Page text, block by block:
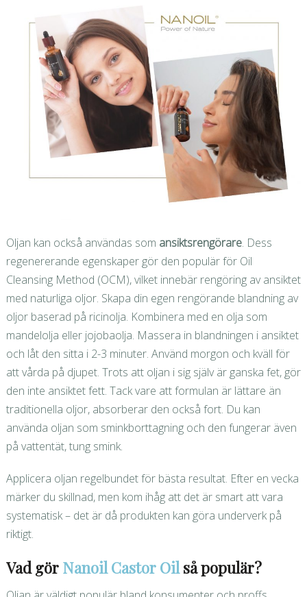
Oljan kan också användas som ansiktsrengörare. Dess
regenererande egenskaper gör den populär för Oil
Cleansing Method (OCM), vilket innebär rengöring av ansiktet
med naturliga oljor. Skapa din egen rengörande blandning av
oljor baserad på ricinolja. Kombinera med en olja som
mandelolja eller jojobaolja. Massera in blandningen i ansiktet
och låt den sitta i 2-3 minuter. Använd morgon och kväll för
att vårda på djupet. Trots att oljan i sig själv är ganska fet, gör
den inte ansiktet fett. Tack vare att formulan är lättare än
traditionella oljor, absorberar den också fort. Du kan
använda oljan som sminkborttagning och den fungerar även
på vattentät, tung smink.
Applicera oljan regelbundet för bästa resultat. Efter en vecka
märker du skillnad, men kom ihåg att det är smart att vara
systematisk – det är då produkten kan göra underverk på
riktigt.
Vad gör Nanoil Castor Oilså populär?